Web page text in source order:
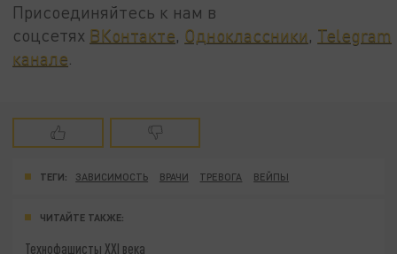
Присоединяйтесь к нам в
соцсетях ВКонтакте Одноклассники Telegram
канале
ТЕГИ: ЗАВИСИМОСТЬ ВРАЧИ ТРЕВОГА ВЕЙПЫ
ЧИТАЙТЕ ТАКЖЕ:
Технофашисты XXI века